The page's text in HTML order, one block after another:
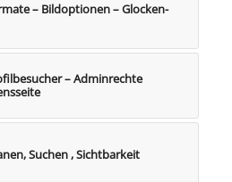
– Bildoptionen – Glocken-
– Adminrechte
Suchen , Sichtbarkeit